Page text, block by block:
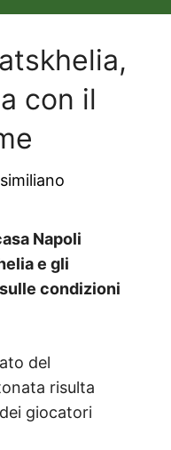
con il
Napoli
e gli
condizioni
del
risulta
giocatori